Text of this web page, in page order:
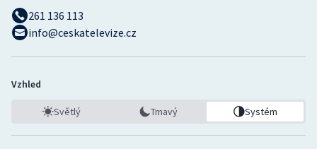
261 136 113
info@ceskatelevize.cz
Vzhled
Světlý Tmavý Systém